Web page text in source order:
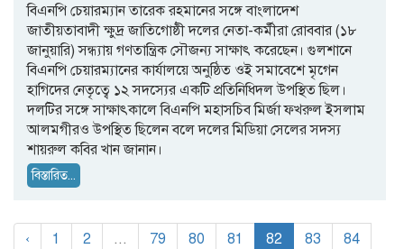
বিএনপি চেয়ারম্যান তারেক রহমানের সঙ্গে বাংলাদেশ
জাতীয়তাবাদী ক্ষুদ্র জাতিগোষ্ঠী দলের নেতা-কর্মীরা রোববার (১৮
জানুয়ারি) সন্ধ্যায় গণতান্ত্রিক সৌজন্য সাক্ষাৎ করেছেন। গুলশানে
বিএনপি চেয়ারম্যানের কার্যালয়ে অনুষ্ঠিত ওই সমাবেশে মৃগেন
হাগিদের নেতৃত্বে ১২ সদস্যের একটি প্রতিনিধিদল উপস্থিত ছিল।
দলটির সঙ্গে সাক্ষাৎকালে বিএনপি মহাসচিব মির্জা ফখরুল ইসলাম
আলমগীরও উপস্থিত ছিলেন বলে দলের মিডিয়া সেলের সদস্য
শায়রুল কবির খান জানান।
বিস্তারিত...
‹ 1 2 ... 79 80 81 82 83
84